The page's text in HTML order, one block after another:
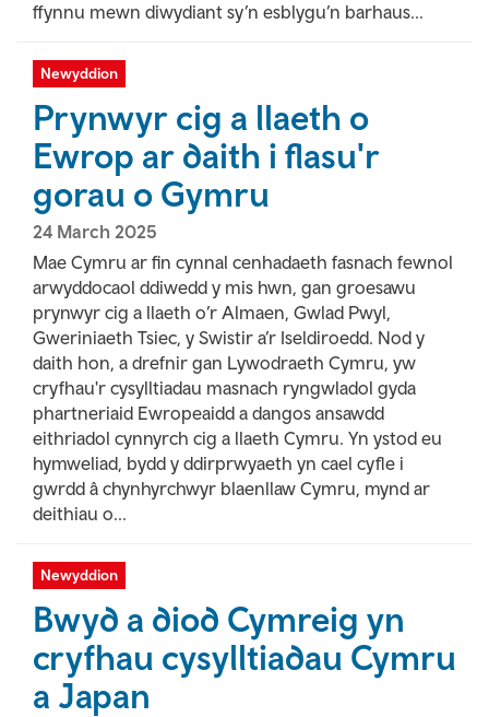
ffynnu mewn diwydiant sy’n esblygu’n barhaus...
Newyddion
Prynwyr cig a llaeth o
Ewrop ar daith i flasu'r
gorau o Gymru
24 March 2025
Mae Cymru ar fin cynnal cenhadaeth fasnach fewnol
arwyddocaol ddiwedd y mis hwn, gan groesawu
prynwyr cig a llaeth o’r Almaen, Gwlad Pwyl,
Gweriniaeth Tsiec, y Swistir a’r Iseldiroedd. Nod y
daith hon, a drefnir gan Lywodraeth Cymru, yw
cryfhau'r cysylltiadau masnach ryngwladol gyda
phartneriaid Ewropeaidd a dangos ansawdd
eithriadol cynnyrch cig a llaeth Cymru. Yn ystod eu
hymweliad, bydd y ddirprwyaeth yn cael cyfle i
gwrdd â chynhyrchwyr blaenllaw Cymru, mynd ar
deithiau o...
Newyddion
Bwyd a diod Cymreig yn
cryfhau cysylltiadau Cymru
a Japan